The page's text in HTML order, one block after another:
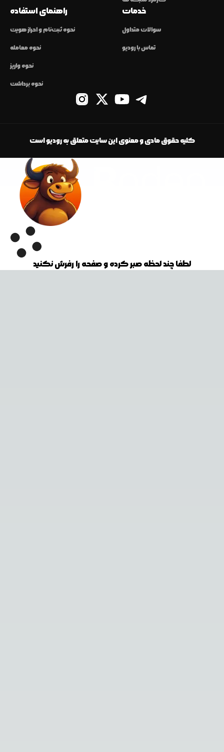
راهنمای استفاده
نحوه ثبت‌نام و احراز هویت
نحوه معامله
نحوه واریز
نحوه برداشت
خدمات
سوالات متداول
تماس با رودیو
کلیه حقوق مادی و معنوی این سایت متعلق به رودیو است
لطفا چند لحظه صبر کرده و صفحه را رفرش نکنید